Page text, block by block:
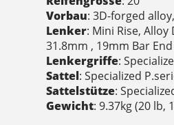
Vorbau: 3D-forged
Lenker: Mini Rise,
31.8mm , 19mm Bar
Lenkergriffe:
Sattel: Specialized
Sattelstütze:
Gewicht: 9.37kg (20 lb,